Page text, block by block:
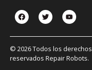
© 2026 Todos los derechos
reservados Repair Robots.